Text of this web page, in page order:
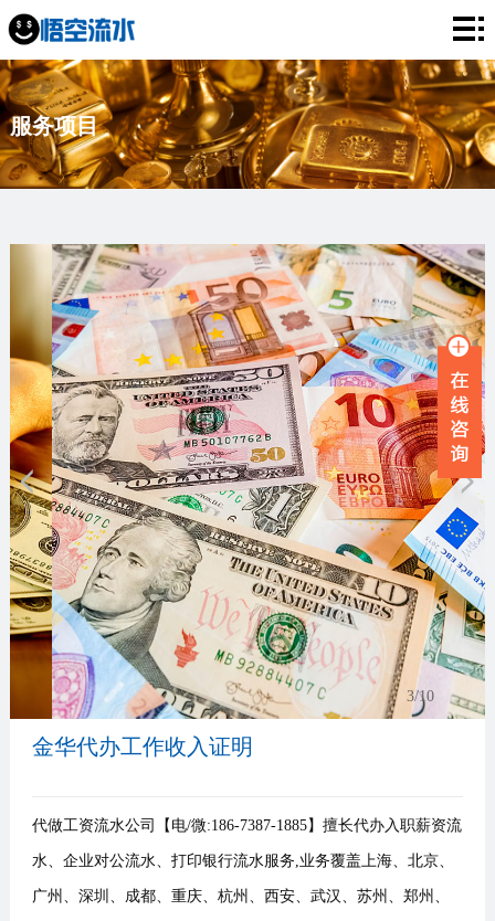
网
站
首
页
银
行
流
工
资
薪
水
流
务
目
新
资
讯
牌
故
事
联
系
我
们
服务项目
3/10
金华代办工作收入证明
代做工资流水公司【电/微:186-7387-1885】擅长代办入职薪资流
水、企业对公流水、打印银行流水服务,业务覆盖上海、北京、
广州、深圳、成都、重庆、杭州、西安、武汉、苏州、郑州、